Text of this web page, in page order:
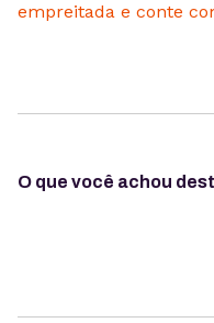
empreitada e conte
O que você achou